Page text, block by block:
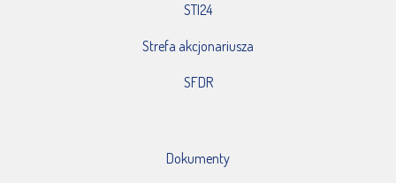
STI24
Strefa akcjonariusza
SFDR
Dokumenty